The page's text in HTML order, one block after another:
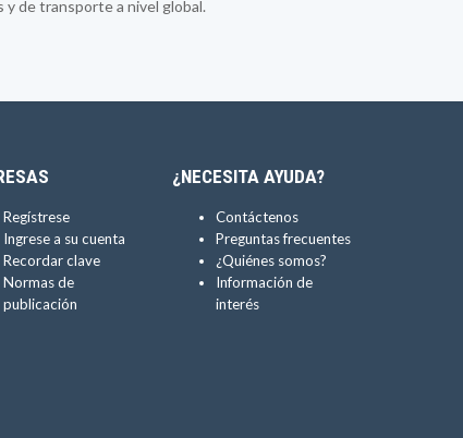
de transporte a nivel global.
Regístrese
Ingrese a su cuenta
Recordar clave
Normas de
publicación
¿NECESITA AYUDA?
Contáctenos
Preguntas frecuentes
¿Quiénes somos?
Información de
interés